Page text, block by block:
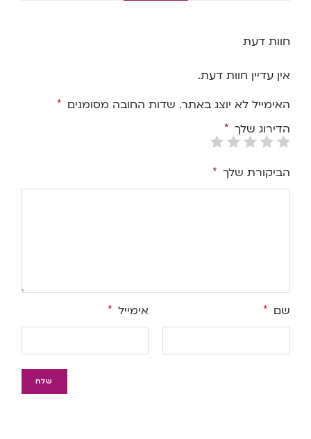
חוות דעת
אין עדיין חוות דעת.
האימייל לא יוצג באתר. שדות החובה מסומנים *
הדירוג שלך *
הביקורת שלך *
שם * אימייל *